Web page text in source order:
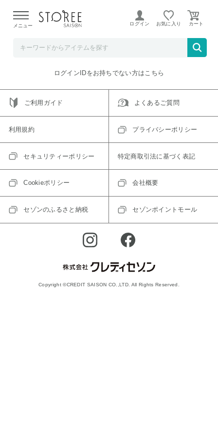
よる配送遅延が発生しております。
メニュー ログイン お気に入り
ご指定のアイテムは取り扱い終了、またはただいま取り扱い
トップへ戻る
ログインIDをお持ちでない方はこちら
ご利用ガイド よくあるご質問
利用規約 プライバシーポリシー
セキュリティーポリシー 特定商取引法に基づく表記
Cookieポリシー 会社概要
セゾンのふるさと納税 セゾンポイントモール
Copyright ©CREDIT SAISON CO.,LTD. All Rights Reserved.